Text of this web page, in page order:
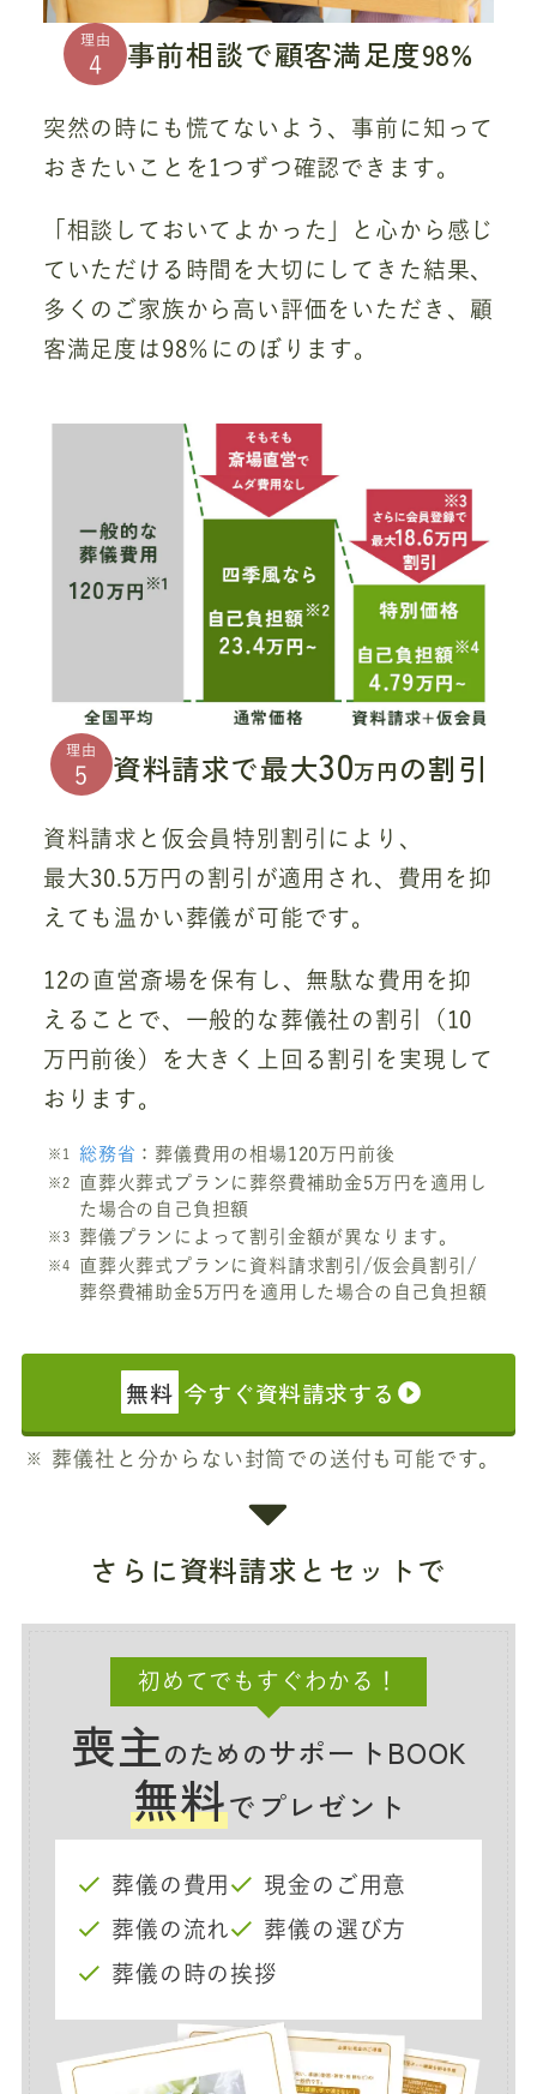
理由
4 事前相談で顧客満足度98%
突然の時にも慌てないよう、事前に知って
おきたいことを1つずつ確認できます。
「相談しておいてよかった」と心から感じ
ていただける時間を大切にしてきた結果、
多くのご家族から高い評価をいただき、顧
客満足度は98％にのぼります。
理由
5 資料請求で最大30万円 の割引
資料請求と仮会員特別割引により、
最大30.5万円の割引が適用され、費用を抑
えても温かい葬儀が可能です。
12の直営斎場を保有し、無駄な費用を抑
えることで、一般的な葬儀社の割引（10
万円前後）を大きく上回る割引を実現して
おります。
総務省 ：葬儀費用の相場120万円前後
直葬火葬式プランに葬祭費補助金5万円を適用し
た場合の自己負担額
葬儀プランによって割引金額が異なります。
直葬火葬式プランに資料請求割引/仮会員割引/
葬祭費補助金5万円を適用した場合の自己負担額
無料 今すぐ資料請求する
葬儀社と分からない封筒での送付も可能です。
さらに資料請求とセットで
初めてでもすぐわかる！
喪主のためのサポートBOOK
無料でプレゼント
葬儀の費用
現金のご用意
葬儀の流れ
葬儀の選び方
葬儀の時の挨拶